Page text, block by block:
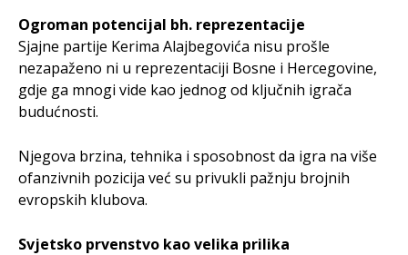
Ogroman potencijal bh. reprezentacije
Sjajne partije Kerima Alajbegovića nisu prošle
nezapaženo ni u reprezentaciji Bosne i Hercegovine,
gdje ga mnogi vide kao jednog od ključnih igrača
budućnosti.
Njegova brzina, tehnika i sposobnost da igra na više
ofanzivnih pozicija već su privukli pažnju brojnih
evropskih klubova.
Svjetsko prvenstvo kao velika prilika